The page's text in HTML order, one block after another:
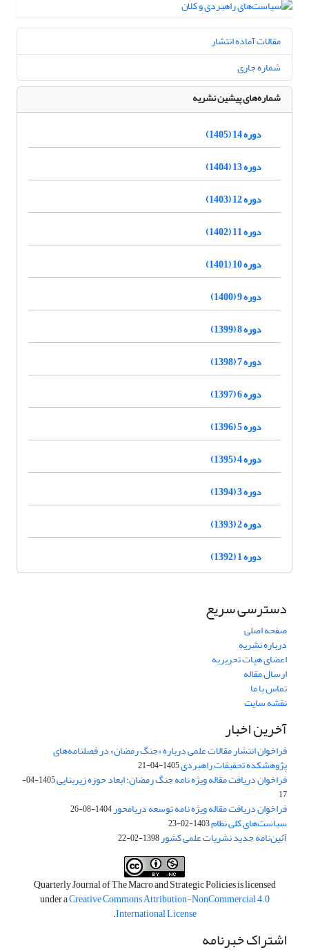
مقالات آماده انتشار
شماره جاری
شماره‌های پیشین نشریه
دوره 14 (1405)
دوره 13 (1404)
دوره 12 (1403)
دوره 11 (1402)
دوره 10 (1401)
دوره 9 (1400)
دوره 8 (1399)
دوره 7 (1398)
دوره 6 (1397)
دوره 5 (1396)
دوره 4 (1395)
دوره 3 (1394)
دوره 2 (1393)
دوره 1 (1392)
دسترسی سریع
صفحه اصلی
درباره نشریه
اعضای هیات تحریریه
ارسال مقاله
تماس با ما
نقشه سایت
آخرین اخبار
فراخوان انتشار مقالات علمی درباره «جنگ رمضان» در فصلنامه‌های
پژوهشکده تحقیقات راهبردی1405-04-21
فراخوان دریافت مقاله ویژه نامه جنگ رمضان؛ ابعاد حوزه زیربنایی
1405-04-
17
فراخوان دریافت مقاله ویژه نامه توسعه دریامحور1404-08-26
سیاست‌های کلی نظام1403-02-23
آئین‌نامه جدید نشریات علمی کشور1398-02-22
Quarterly Journal of The Macro and Strategic Policies is licensed
under aCreative Commons Attribution-NonCommercial 4.0
International License
.
اشتراک خبرنامه